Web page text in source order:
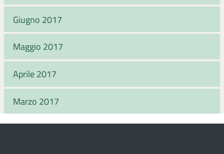
Giugno 2017
Maggio 2017
Aprile 2017
Marzo 2017